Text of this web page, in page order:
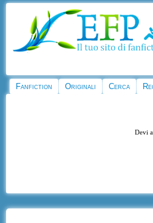
Fanfiction Originali Cerca
Devi